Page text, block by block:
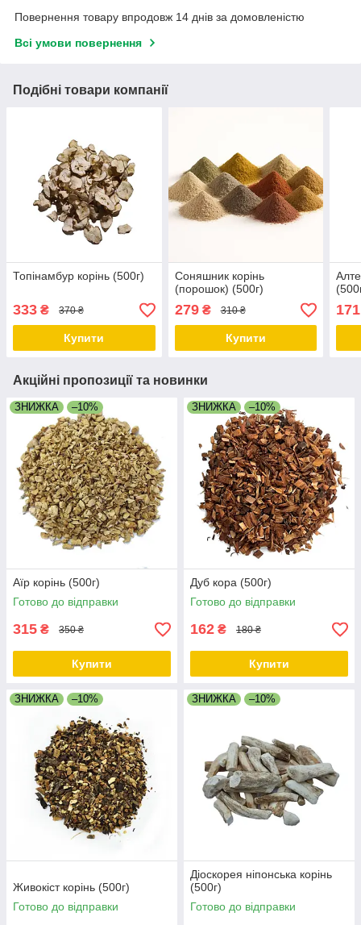
Повернення товару впродовж 14 днів за домовленістю
Всі умови повернення
Подібні товари компанії
Топінамбур корінь (500г)
333 ₴ 370 ₴
Купити
Соняшник корінь
(порошок) (500г)
279₴ 310 ₴
Купити
171
Акційні пропозиції та новинки
ЗНИЖКА –10%
Аїр корінь (500г)
Готово до відправки
315 ₴ 350 ₴
Купити
ЗНИЖКА –10%
Дуб кора (500г)
Готово до відправки
162 ₴ 180 ₴
Купити
ЗНИЖКА –10%
Живокіст корінь (500г)
Готово до відправки
ЗНИЖКА –10%
Діоскорея ніпонська корінь
(500г)
Готово до відправки